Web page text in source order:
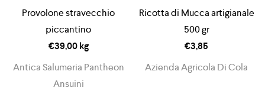
Provolone stravecchio
piccantino
€39,00kg
Antica Salumeria Pantheon
Ansuini
Ricotta di Mucca artigianale
500 gr
€3,85
Azienda Agricola Di Cola